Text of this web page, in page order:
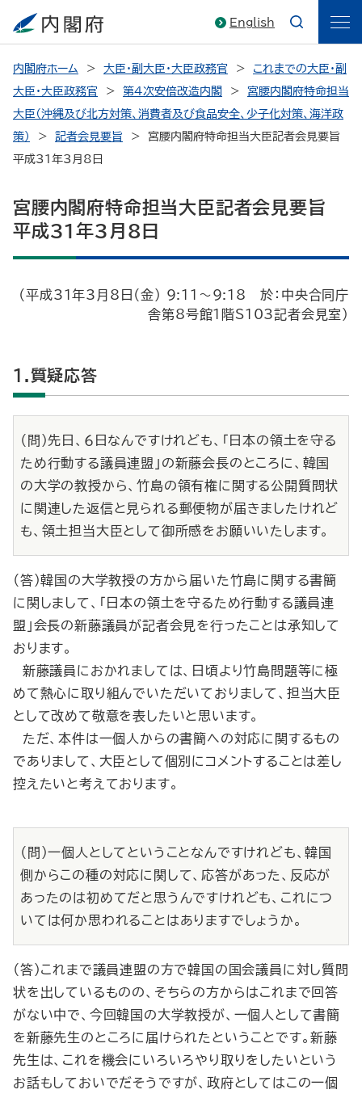
English
内閣府ホーム 大臣・副大臣・大臣政務官
これまでの大臣・副
大臣・大臣政務官
第4次安倍改造内閣
宮腰内閣府特命担当
大臣（沖縄及び北方対策、消費者及び食品安全、少子化対策、海洋政
策）
記者会見要旨
宮腰内閣府特命担当大臣記者会見要旨
平成31年3月8日
宮腰内閣府特命担当大臣記者会見要旨
平成31年3月8日
（平成31年3月8日（金） 9:11～9:18 於：中央合同庁
舎第8号館1階S103記者会見室）
1.質疑応答
（問）先日、６日なんですけれども、「日本の領土を守る
ため行動する議員連盟」の新藤会長のところに、韓国
の大学の教授から、竹島の領有権に関する公開質問状
に関連した返信と見られる郵便物が届きましたけれど
も、領土担当大臣として御所感をお願いいたします。
（答）韓国の大学教授の方から届いた竹島に関する書簡
に関しまして、「日本の領土を守るため行動する議員連
盟」会長の新藤議員が記者会見を行ったことは承知して
おります。
新藤議員におかれましては、日頃より竹島問題等に極
めて熱心に取り組んでいただいておりまして、担当大臣
として改めて敬意を表したいと思います。
ただ、本件は一個人からの書簡への対応に関するもの
でありまして、大臣として個別にコメントすることは差し
控えたいと考えております。
（問）一個人としてということなんですけれども、韓国
側からこの種の対応に関して、応答があった、反応が
あったのは初めてだと思うんですけれども、これにつ
いては何か思われることはありますでしょうか。
（答）これまで議員連盟の方で韓国の国会議員に対し質問
状を出しているものの、そちらの方からはこれまで回答
がない中で、今回韓国の大学教授が、一個人として書簡
を新藤先生のところに届けられたということです。新藤
先生は、これを機会にいろいろやり取りをしたいという
お話もしておいでだそうですが、政府としてはこの一個